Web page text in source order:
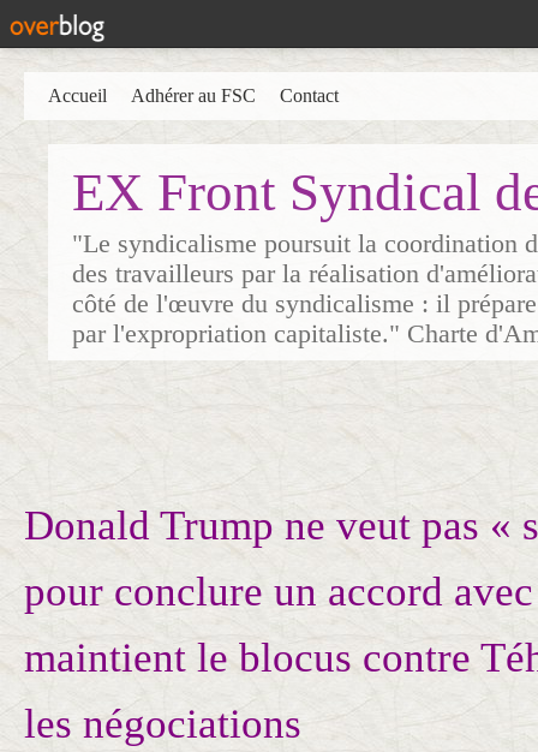
EX Front Syndical
"Le syndicalisme poursuit la coordination
des travailleurs par la réalisation
côté de l'œuvre du syndicalisme : il
par l'expropriation capitaliste." Charte
Accueil Adhérer au FSC Contact
Donald Trump ne veut pas «
pour conclure un accord
maintient le blocus contre
les négociations